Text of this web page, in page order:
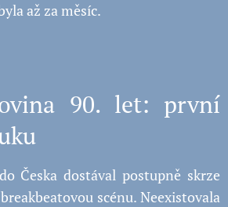
až za měsíc.
90. let: první
Česka dostával postupně skrze
scénu. Neexistovala